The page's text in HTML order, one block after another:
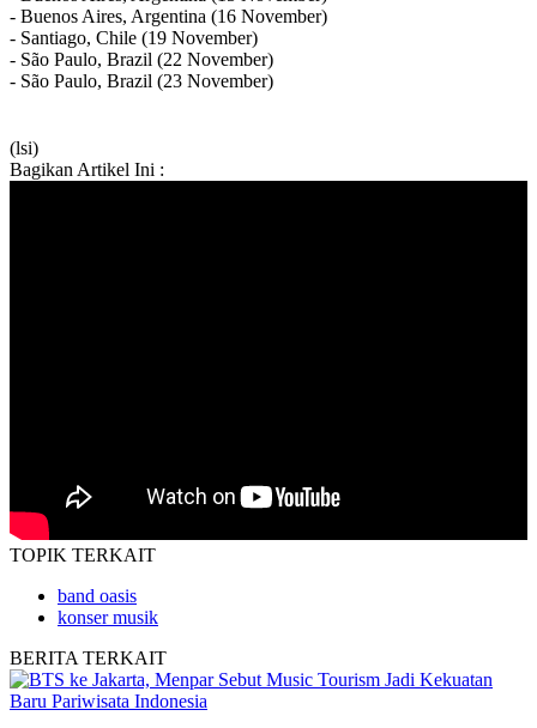
- Buenos Aires, Argentina (16 November)
- Santiago, Chile (19 November)
- São Paulo, Brazil (22 November)
- São Paulo, Brazil (23 November)
(lsi)
Bagikan Artikel Ini :
TOPIK TERKAIT
band oasis
konser musik
BERITA TERKAIT